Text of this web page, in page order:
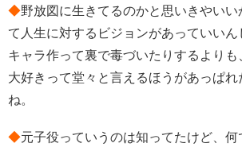
◆野放図に生きてるのかと思いきやいい
て人生に対するビジョンがあっていいん
キャラ作って裏で毒づいたりするより
大好きって堂々と言えるほうがあっぱ
ね。
◆元子役っていうのは知ってたけど、